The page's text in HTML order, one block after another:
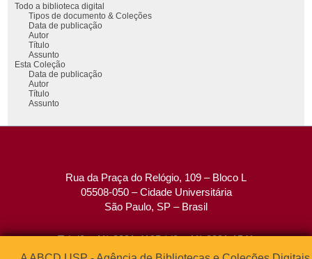
Todo a biblioteca digital
Tipos de documento & Coleções
Data de publicação
Autor
Título
Assunto
Esta Coleção
Data de publicação
Autor
Título
Assunto
Rua da Praça do Relógio, 109 – Bloco L
05508-050 – Cidade Universitária
São Paulo, SP – Brasil
Tel: (0xx11) 3091-4195 / (0xx11) 3091-1541
Fax: (0xx11) 3091-1567